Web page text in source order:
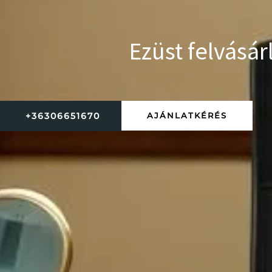
Ezüst
+36306651670 AJÁNLATKÉRÉS